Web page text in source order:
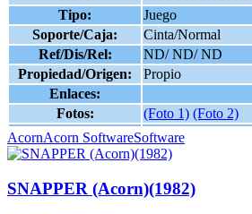
Tipo:
Juego
Soporte/Caja:
Cinta/Normal
Ref/Dis/Rel:
ND/ ND/ ND
Propiedad/Origen:
Propio
Enlaces:
Fotos:
(Foto 1) (Foto 2)
AcornAcorn SoftwareSoftware
SNAPPER (Acorn)(1982)